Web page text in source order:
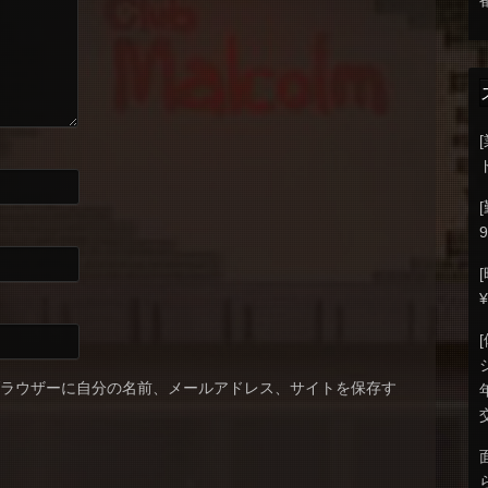
ウザーに自分の名前、メールアドレス、サイトを保存す
[
[
[
[